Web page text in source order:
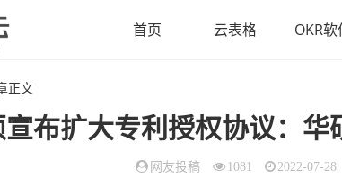
首页 云表格 OKR软
正文
宣布扩大专利授权协议：
网友投稿 1081 2022-07-28